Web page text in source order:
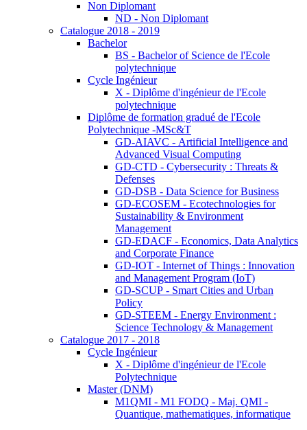
Non Diplomant
ND - Non Diplomant
Catalogue 2018 - 2019
Bachelor
BS - Bachelor of Science de l'Ecole
polytechnique
Cycle Ingénieur
X - Diplôme d'ingénieur de l'Ecole
polytechnique
Diplôme de formation gradué de l'Ecole
Polytechnique -MSc&T
GD-AIAVC - Artificial Intelligence and
Advanced Visual Computing
GD-CTD - Cybersecurity : Threats &
Defenses
GD-DSB - Data Science for Business
GD-ECOSEM - Ecotechnologies for
Sustainability & Environment
Management
GD-EDACF - Economics, Data Analytics
and Corporate Finance
GD-IOT - Internet of Things : Innovation
and Management Program (IoT)
GD-SCUP - Smart Cities and Urban
Policy
GD-STEEM - Energy Environment :
Science Technology & Management
Catalogue 2017 - 2018
Cycle Ingénieur
X - Diplôme d'ingénieur de l'Ecole
Polytechnique
Master (DNM)
M1QMI - M1 FODQ - Maj. QMI -
Quantique, mathematiques, informatique